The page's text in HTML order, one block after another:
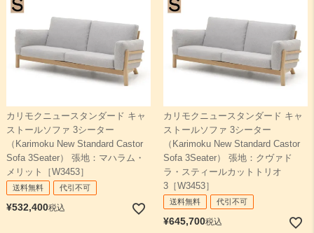
カリモクニュースタンダード キャ
ストールソファ 3シーター
（Karimoku New Standard Castor
Sofa 3Seater） 張地：マハラム・
メリット［W3453］
送料無料 代引不可
¥532,400税込
カリモクニュースタンダード キャ
ストールソファ 3シーター
（Karimoku New Standard Castor
Sofa 3Seater） 張地：クヴァド
ラ・スティールカットトリオ
3［W3453］
送料無料 代引不可
¥645,700税込